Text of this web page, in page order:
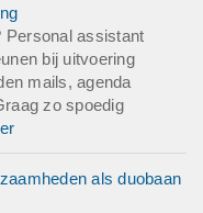
Personal assistant
bij uitvoering
mails, agenda
zo spoedig
als duobaan